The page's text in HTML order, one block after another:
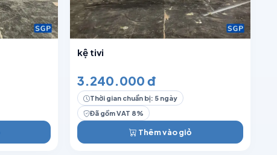
kệ tivi
3.240.000 đ
Thời gian chuẩn bị: 5 ngày
Đã gồm VAT 8%
Thêm vào giỏ